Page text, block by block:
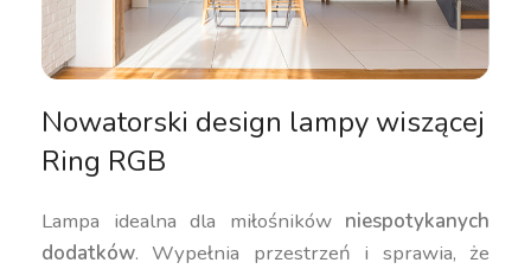
Nowatorski design lampy wiszącej
Ring RGB
Lampa idealna dla miłośników niespotykanych
dodatków. Wypełnia przestrzeń i sprawia, że